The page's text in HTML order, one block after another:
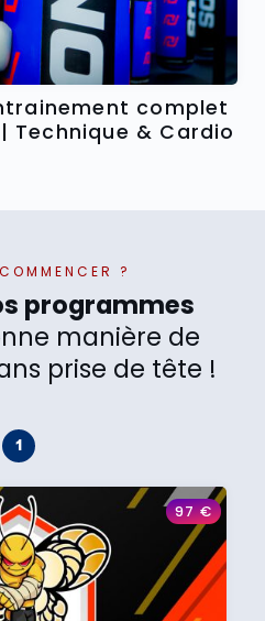
complet
Technique & Cardio
?
programmes
manière de
prise de tête !
97€